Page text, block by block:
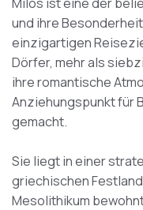
und ihre
einzigartigen
Dörfer, mehr als
ihre romantische
Anziehungspunkt für
gemacht.
Sie liegt in einer
griechischen
Mesolithikum